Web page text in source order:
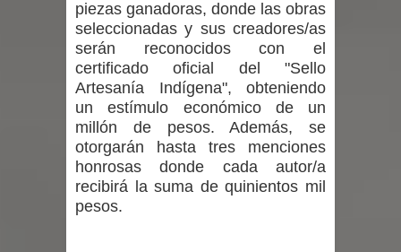
incentivos a usuarios de PRODESAL
de la provincia de Linares
Municipalidad de Curicó apuesta a la
innovación en tecnología educativa
con nuevas pantallas interactivas del
piezas ganadoras, donde las obras
seleccionadas y sus creadores/as
serán reconocidos con el
certificado oficial del "Sello
Artesanía Indígena", obteniendo
un estímulo económico de un
millón de pesos. Además, se
otorgarán hasta tres menciones
honrosas donde cada autor/a
recibirá la suma de quinientos mil
pesos.